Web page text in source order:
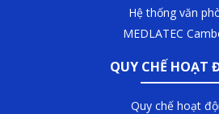
Quy chế hoạt
QUY CHẾ HOẠT
Hệ thống văn
MEDLATEC